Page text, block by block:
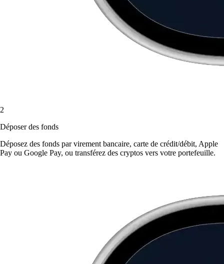
2
Déposer des fonds
Déposez des fonds par virement bancaire, carte de crédit/débit, Apple
Pay ou Google Pay, ou transférez des cryptos vers votre portefeuille.